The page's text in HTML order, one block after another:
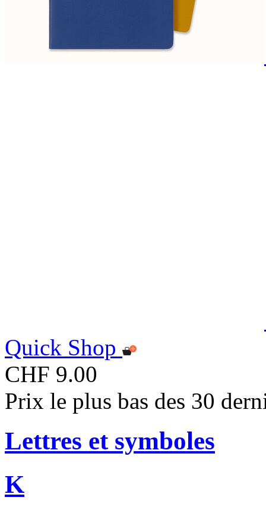
Quick Shop
CHF 9.00
Prix le plus bas des 30
Lettres et symboles
K